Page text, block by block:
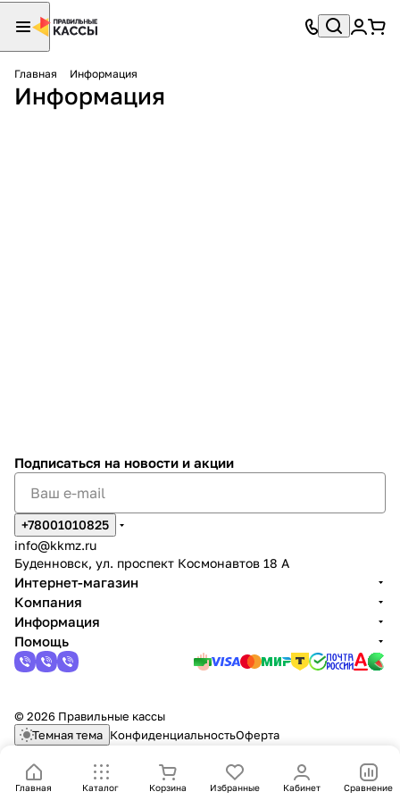
Главная Информация
Информация
Главная Каталог Корзина Избранные Кабинет Сравнение
Подписаться на новости и акции
+78001010825
info@kkmz.ru
Буденновск, ул. проспект Космонавтов 18 А
Интернет-магазин
Компания
Информация
Помощь
© 2026 Правильные кассы
Темная тема КонфиденциальностьОферта